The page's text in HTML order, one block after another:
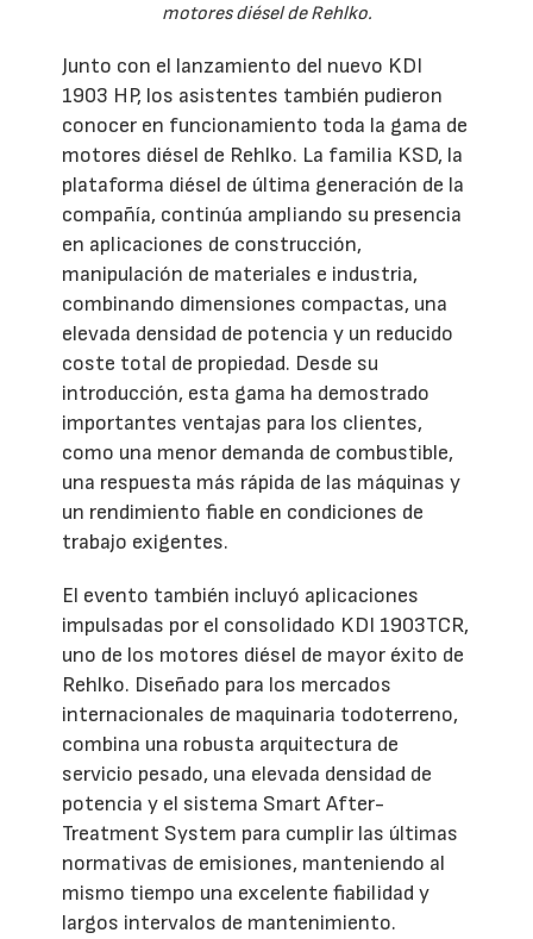
motores diésel de Rehlko.
Junto con el lanzamiento del nuevo KDI
1903 HP, los asistentes también pudieron
conocer en funcionamiento toda la gama de
motores diésel de Rehlko. La familia KSD, la
plataforma diésel de última generación de la
compañía, continúa ampliando su presencia
en aplicaciones de construcción,
manipulación de materiales e industria,
combinando dimensiones compactas, una
elevada densidad de potencia y un reducido
coste total de propiedad. Desde su
introducción, esta gama ha demostrado
importantes ventajas para los clientes,
como una menor demanda de combustible,
una respuesta más rápida de las máquinas y
un rendimiento fiable en condiciones de
trabajo exigentes.
El evento también incluyó aplicaciones
impulsadas por el consolidado KDI 1903TCR,
uno de los motores diésel de mayor éxito de
Rehlko. Diseñado para los mercados
internacionales de maquinaria todoterreno,
combina una robusta arquitectura de
servicio pesado, una elevada densidad de
potencia y el sistema Smart After-
Treatment System para cumplir las últimas
normativas de emisiones, manteniendo al
mismo tiempo una excelente fiabilidad y
largos intervalos de mantenimiento.